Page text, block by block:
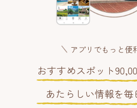
アプリでもっと便
おすすめスポット
あたらしい情報を毎